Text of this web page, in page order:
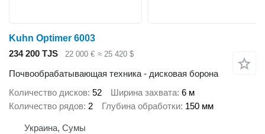
Kuhn Optimer 6003
234 200 TJS
22 000 € ≈ 25 420 $
Почвообрабатывающая техника - дисковая борона
Количество дисков 52 Ширина захвата 6 м
Количество рядов 2 Глубина обработки 150 мм
Украина, Сумы